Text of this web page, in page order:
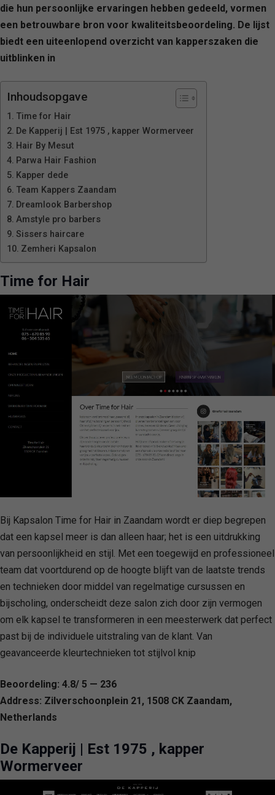
die hun persoonlijke ervaringen hebben gedeeld, vormen
een betrouwbare bron voor kwaliteitsbeoordeling. De lijst
biedt een uiteenlopend overzicht van kapperszaken die
uitblinken in
Inhoudsopgave
Time for Hair
De Kapperij | Est 1975 , kapper Wormerveer
Hair By Mesut
Parwa Hair Fashion
Kapper dede
Team Kappers Zaandam
Dreamlook Barbershop
Amstyle pro barbers
Sissers haircare
Zemheri Kapsalon
Time for Hair
Bij Kapsalon Time for Hair in Zaandam wordt er diep begrepen
dat een kapsel meer is dan alleen haar; het is een uitdrukking
van persoonlijkheid en stijl. Met een toegewijd en professioneel
team dat voortdurend op de hoogte blijft van de laatste trends
en technieken door middel van regelmatige cursussen en
bijscholing, onderscheidt deze salon zich door zijn vermogen
om elk kapsel te transformeren in een meesterwerk dat perfect
past bij de individuele uitstraling van de klant. Van
geavanceerde kleurtechnieken tot stijlvol knip
Beoordeling: 4.8/ 5 — 236
Address: Zilverschoonplein 21, 1508 CK Zaandam,
Netherlands
De Kapperij | Est 1975 , kapper
Wormerveer